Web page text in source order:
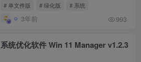
# 单文件版 # 绿化版 # 系统
3年前 993
系统优化软件 Win 11 Manager v1.2.3